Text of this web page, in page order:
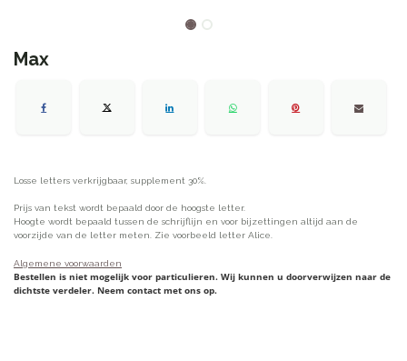
Max
Losse letters verkrijgbaar, supplement 30%.
Prijs van tekst wordt bepaald door de hoogste letter.
Hoogte wordt bepaald tussen de schrijflijn en voor bijzettingen altijd aan de
voorzijde van de letter meten. Zie voorbeeld letter Alice.
Algemene voorwaarden
Bestellen is niet mogelijk voor particulieren. Wij kunnen u doorverwijzen naar de
dichtste verdeler. Neem contact met ons op.